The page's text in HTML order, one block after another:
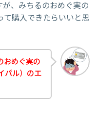
、みちるのおめぐ実の
購入できたらいいと思
おめぐ実の
パル）のエ